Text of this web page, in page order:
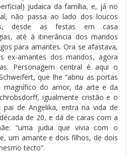
judaica da família, e, já no
não passa ao lado dos loucos
desde as festas em casa
até à itinerância dos maridos
para amantes. Ora se afastava,
ex-amantes dos maridos, agora
Personagem central é aqui o
que lhe “abriu as portas
magnífico do amor, da arte e da
igualmente cristão e o
pai de Angelika, entra na vida de
de 20, e dá de caras com a
“uma judia que vivia com o
um amante e dois filhos, de dois
tecto”.